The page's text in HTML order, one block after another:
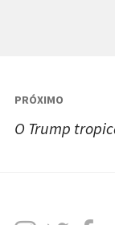
de
PRÓXIMO
O Trump